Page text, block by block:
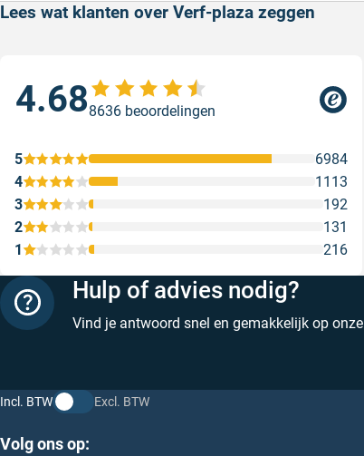
Lees wat klanten over Verf-plaza zeggen
4.688636 beoordelingen
1 216
2 131
3 192
4 1113
5 6984
Hulp of advies nodig?
Vind je antwoord snel en gemakkelijk op onze
Incl. BTW Excl. BTW
Volg ons op: